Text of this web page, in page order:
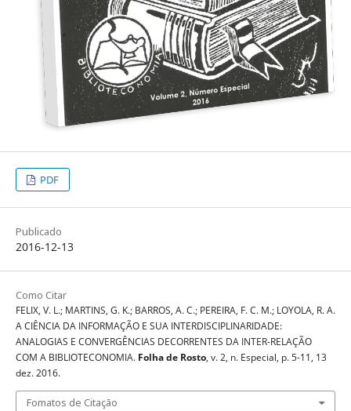
PDF
Publicado
2016-12-13
Como Citar
FELIX, V. L.; MARTINS, G. K.; BARROS, A. C.; PEREIRA, F. C. M.; LOYOLA, R. A.
A CIÊNCIA DA INFORMAÇÃO E SUA INTERDISCIPLINARIDADE:
ANALOGIAS E CONVERGÊNCIAS DECORRENTES DA INTER-RELAÇÃO
COM A BIBLIOTECONOMIA. Folha de Rosto, v. 2, n. Especial, p. 5-11, 13
dez. 2016.
Fomatos de Citação